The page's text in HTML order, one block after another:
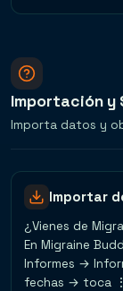
Importación y
Importa datos y
Importar
¿Vienes de
En Migraine
Informes →
fechas → toca